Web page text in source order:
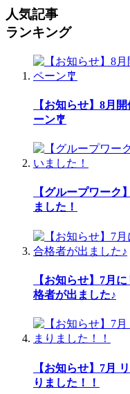
人気記事
ランキング
【お知らせ】8月
ーン🎐
【グループワーク
ました！
【お知らせ】7月
格者が出ました♪
【お知らせ】7月
りました！！